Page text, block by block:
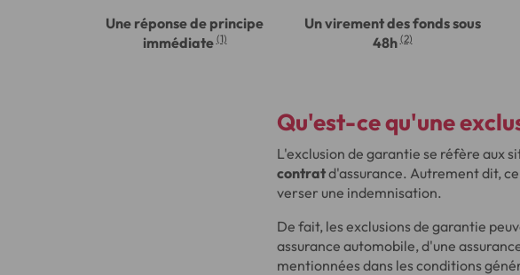
Une réponse de principe
immédiate (1)
Un virement des fonds sous
48h (2)
Qu'est-ce qu'une
L'exclusion de garantie se réfère aux
contratd'assurance. Autrement dit,
verser une indemnisation.
De fait, les exclusions de garantie
assurance automobile, d'une
mentionnées dans les conditions